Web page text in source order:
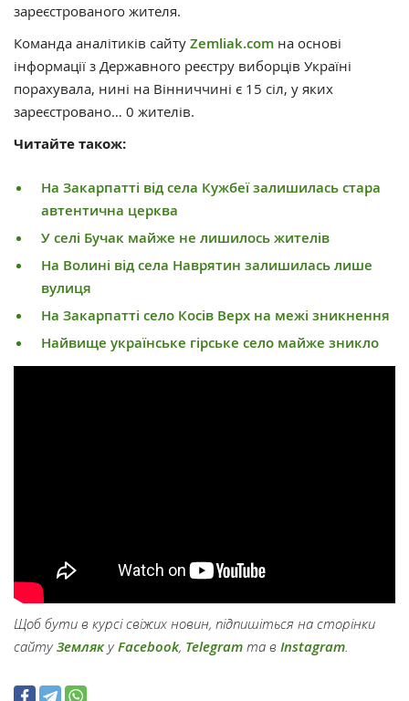
зареєстрованого жителя.
Команда аналітиків сайту Zemliak.com на основі
інформації з Державного реєстру виборців Україні
порахувала, нині на Вінниччині є 15 сіл, у яких
зареєстровано… 0 жителів.
Читайте також:
На Закарпатті від села Кужбеї залишилась стара
автентична церква
У селі Бучак майже не лишилось жителів
На Волині від села Наврятин залишилась лише
вулиця
На Закарпатті село Косів Верх на межі зникнення
Найвище українське гірське село майже зникло
Щоб бути в курсі свіжих новин, підпишіться на сторінки
сайтуЗемлякуFacebook, Telegram та в Instagram.